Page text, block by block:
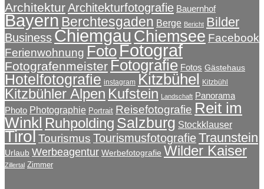
ArchitekturArchitekturfotografie Bauernhof
Bayern Berchtesgaden Berge Bericht Bilder
Business Chiemgau Chiemsee Facebook
Ferienwohnung FotoFotograf
Fotografenmeister Fotografie Fotos Gästehaus
Hotelfotografie instagram Kitzbühel Kitzbühl
Kitzbühler Alpen Kufstein Landschaft Panorama
Photo Photographie Portrait Reisefotografie Reit im
Winkl Ruhpolding Salzburg Stockklauser
TirolTourismus TourismusfotografieTraunstein
Urlaub Werbeagentur Werbefotografie Wilder Kaiser
Zillertal Zimmer